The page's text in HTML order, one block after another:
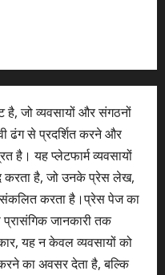
है, जो व्यवसायों और संगठनों
ढंग से प्रदर्शित करने और
है। यह प्लेटफार्म व्यवसायों
करता है, जो उनके प्रेस लेख,
संकलित करता है।प्रेस पेज का
जानकारी तक
यह न केवल व्यवसायों को
का अवसर देता है, बल्कि